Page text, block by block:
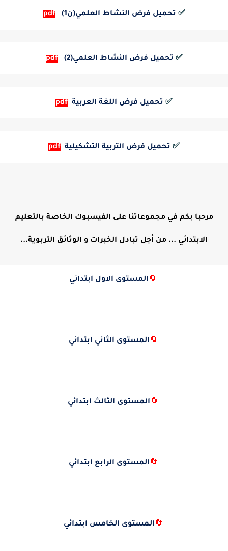
✅ تحميل فرض النشاط العلمي(ن1) pdf
✅ تحميل فرض النشاط العلمي(2) pdf
✅ تحميل فرض اللغة العربية pdf
✅ تحميل فرض التربية التشكيلية pdf
مرحبا بكم في مجموعاتنا على الفيسبوك الخاصة بالتعليم
الابتدائي ... من أجل تبادل الخبرات و الوثائق التربوية...
🔄المستوى الاول ابتدائي
🔄المستوى الثاني ابتدائي
🔄المستوى الثالث ابتدائي
🔄المستوى الرابع ابتدائي
🔄المستوى الخامس ابتدائي